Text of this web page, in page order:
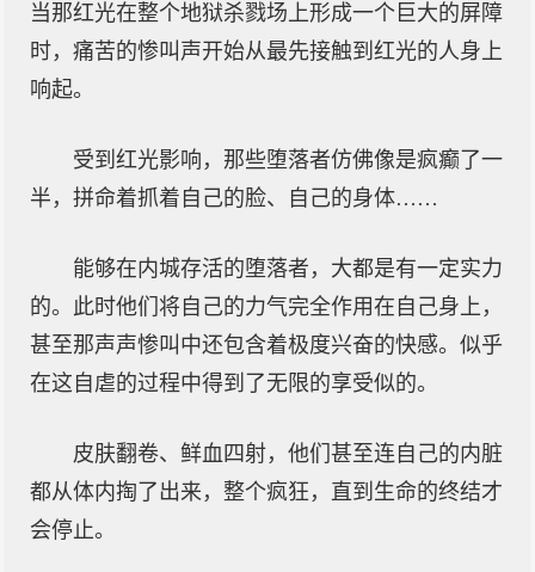
当那红光在整个地狱杀戮场上形成一个巨大的屏障
时，痛苦的惨叫声开始从最先接触到红光的人身上
响起。
受到红光影响，那些堕落者仿佛像是疯癫了一
半，拼命着抓着自己的脸、自己的身体……
能够在内城存活的堕落者，大都是有一定实力
的。此时他们将自己的力气完全作用在自己身上，
甚至那声声惨叫中还包含着极度兴奋的快感。似乎
在这自虐的过程中得到了无限的享受似的。
皮肤翻卷、鲜血四射，他们甚至连自己的内脏
都从体内掏了出来，整个疯狂，直到生命的终结才
会停止。